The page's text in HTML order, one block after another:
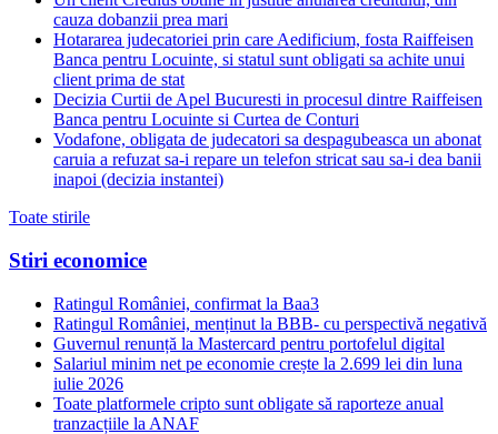
cauza dobanzii prea mari
Hotararea judecatoriei prin care Aedificium, fosta Raiffeisen
Banca pentru Locuinte, si statul sunt obligati sa achite unui
client prima de stat
Decizia Curtii de Apel Bucuresti in procesul dintre Raiffeisen
Banca pentru Locuinte si Curtea de Conturi
Vodafone, obligata de judecatori sa despagubeasca un abonat
caruia a refuzat sa-i repare un telefon stricat sau sa-i dea banii
inapoi (decizia instantei)
Toate stirile
Stiri economice
Ratingul României, confirmat la Baa3
Ratingul României, menținut la BBB- cu perspectivă negativă
Guvernul renunță la Mastercard pentru portofelul digital
Salariul minim net pe economie crește la 2.699 lei din luna
iulie 2026
Toate platformele cripto sunt obligate să raporteze anual
tranzacțiile la ANAF